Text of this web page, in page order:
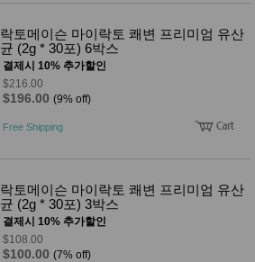
락토메이슨 마이락토 쾌변 프리미엄 유산
균 (2g * 30포) 6박스
결제시 10% 추가할인
$216.00
$196.00 (9% off)
Free Shipping
락토메이슨 마이락토 쾌변 프리미엄 유산
균 (2g * 30포) 3박스
결제시 10% 추가할인
$108.00
$100.00 (7% off)